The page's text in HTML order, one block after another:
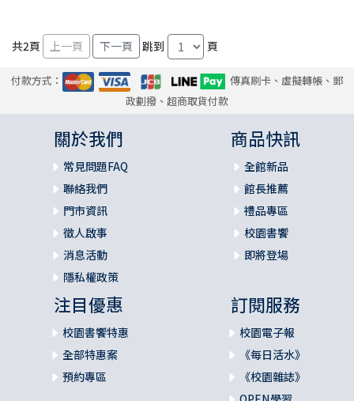
共2頁 跳到 頁
付款方式：
傳真刷卡、虛擬轉帳、郵
政劃撥、超商取貨付款
關於我們
常見問題FAQ
聯絡我們
門市資訊
徵人啟事
消息活動
隱私權政策
商品快訊
全館新品
館長推薦
禮品專區
校園書饗
即將登場
注目優惠
校園書饗特惠
全部特惠案
預約專區
訂閱服務
校園電子報
《每日活水》
《校園雜誌》